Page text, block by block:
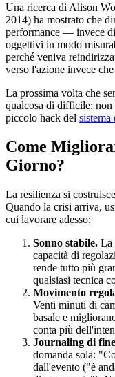
Una ricerca di Alison
2014) ha mostrato che
performance — invece
oggettivi in modo
perché veniva
verso l'azione invece
La prossima volta che
qualcosa di difficile:
piccolo hack del sistema
Come
Giorno?
La resilienza si
Quando la crisi arriva,
cui lavorare adesso:
Sonno stabile. La
capacità di
rende tutto più
qualsiasi tecnica
Movimento
Venti minuti di
basale e
conta più
Journaling di
domanda sola:
dall'evento ("è